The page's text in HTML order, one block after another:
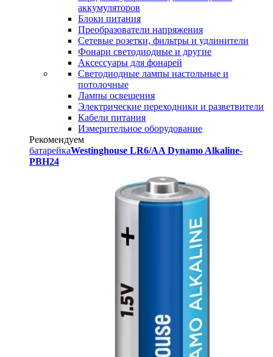
аккумуляторов
Блоки питания
Преобразователи напряжения
Сетевые розетки, фильтры и удлинители
Фонари светодиодные и другие
Аксессуары для фонарей
Светодиодные лампы настольные и
потолочные
Лампы освещения
Электрические переходники и разветвители
Кабели питания
Измерительное оборудование
Рекомендуем
батарейкаWestinghouse LR6/AA Dynamo Alkaline-
PBH24